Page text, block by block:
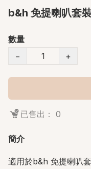
b&h 免提喇叭套
數量
−
+
已售出： 0
簡介
適用於b&h 免提喇叭